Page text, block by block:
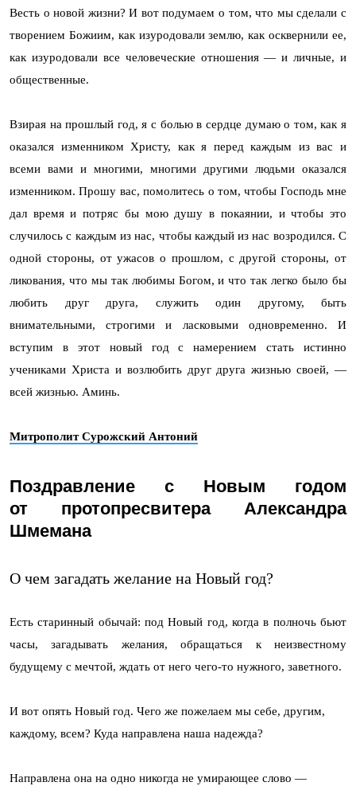
Весть о новой жизни? И вот подумаем о том, что мы сделали с
творением Божиим, как изуродовали землю, как осквернили ее,
как изуродовали все человеческие отношения — и личные, и
общественные.
Взирая на прошлый год, я с болью в сердце думаю о том, как я
оказался изменником Христу, как я перед каждым из вас и
всеми вами и многими, многими другими людьми оказался
изменником. Прошу вас, помолитесь о том, чтобы Господь мне
дал время и потряс бы мою душу в покаянии, и чтобы это
случилось с каждым из нас, чтобы каждый из нас возродился. С
одной стороны, от ужасов о прошлом, с другой стороны, от
ликования, что мы так любимы Богом, и что так легко было бы
любить друг друга, служить один другому, быть
внимательными, строгими и ласковыми одновременно. И
вступим в этот новый год с намерением стать истинно
учениками Христа и возлюбить друг друга жизнью своей, —
всей жизнью. Аминь.
Митрополит Сурожский Антоний
Поздравление с Новым годом
от протопресвитера Александра
Шмемана
О чем загадать желание на Новый год?
Есть старинный обычай: под Новый год, когда в полночь бьют
часы, загадывать желания, обращаться к неизвестному
будущему с мечтой, ждать от него чего-то нужного, заветного.
И вот опять Новый год. Чего же пожелаем мы себе, другим,
каждому, всем? Куда направлена наша надежда?
Направлена она на одно никогда не умирающее слово —